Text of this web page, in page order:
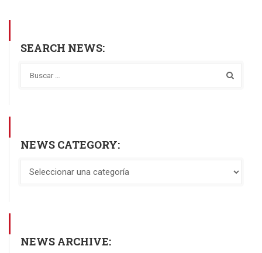
SEARCH NEWS:
NEWS CATEGORY:
NEWS ARCHIVE: